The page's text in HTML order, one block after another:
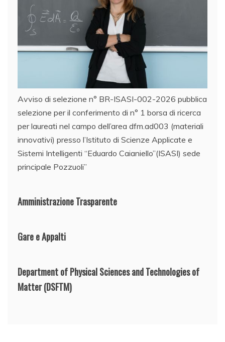
Avviso di selezione n° BR-ISASI-002-2026 pubblica
selezione per il conferimento di n° 1 borsa di ricerca
per laureati nel campo dell’area dfm.ad003 (materiali
innovativi) presso l’Istituto di Scienze Applicate e
Sistemi Intelligenti “Eduardo Caianiello”(ISASI) sede
principale Pozzuoli”
Amministrazione Trasparente
Gare e Appalti
Department of Physical Sciences and Technologies of
Matter(DSFTM)